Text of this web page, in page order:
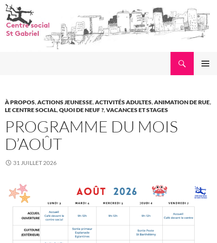
Aller
au
contenu
À PROPOS,ACTIONS JEUNESSE,ACTIVITÉS ADULTES,ANIMATION DE RUE,
LE CENTRE SOCIAL,QUOI DE NEUF ?,VACANCES ET STAGES
PROGRAMME DU MOIS
D’AOÛT
31 JUILLET 2026